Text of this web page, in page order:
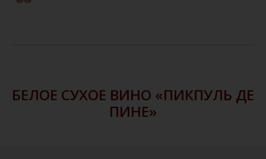
БЕЛОЕ СУХОЕ ВИНО «ПИКПУЛЬ ДЕ
ПИНЕ»